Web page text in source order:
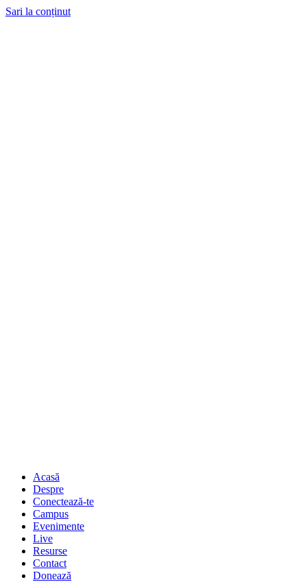
Sari la conținut
Acasă
Despre
Conectează-te
Campus
Evenimente
Live
Resurse
Contact
Donează